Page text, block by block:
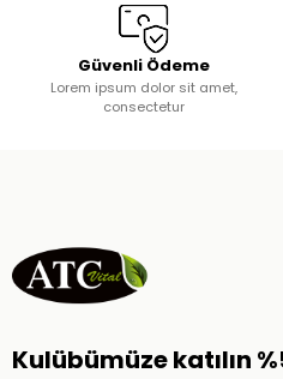
Güvenli Ödeme
Lorem ipsum dolor sit amet,
consectetur
Kulübümüze katılın